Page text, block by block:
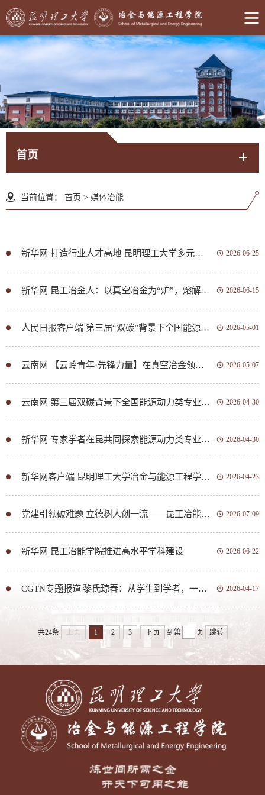
首页
当前位置： 首页 > 媒体冶能
新华网 打造行业人才高地 昆明理工大学多元培育冶金能源领域高素质人才 2026-06-25
新华网 昆工冶金人：以真空冶金为“炉”，熔解行业之艰 2026-06-15
人民日报客户端 第三届“双碳”背景下全国能源动力类专业一流人才培养研讨会在昆明开幕 2026-05-01
云南网 【云岭青年·先锋力量】在真空冶金领域践行报国志向！孔令鑫：“因为难，才更需要我留下来” 2026-05-07
云南网 第三届双碳背景下全国能源动力类专业一流人才培养研讨会在昆明开幕 2026-04-30
新华网 专家学者在昆共同探索能源动力类专业高质量发展新路径 2026-04-30
新华网客户端 昆明理工大学冶金与能源工程学院：以国家级党建品牌引领“双一流”创建新征程 2026-04-23
党建引领破难题 立德树人创一流——昆工冶能学院以党建创新赋能高水平学科与人才培养 2026-07-09
新华网 昆工冶能学院推进高水平学科建设 2026-06-22
CGTN专题报道|黎氏琼春：从学生到学者，一个越南“小姐姐”的中国之旅 2026-04-17
共24条 上页 1 2 3 下页 到第 页 跳转